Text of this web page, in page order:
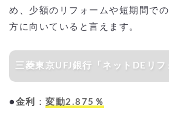
め、少額のリフォームや短期間で
方に向いていると言えます。
三菱東京UFJ銀行「ネットDEリ
●金利 ： 変動2.875％